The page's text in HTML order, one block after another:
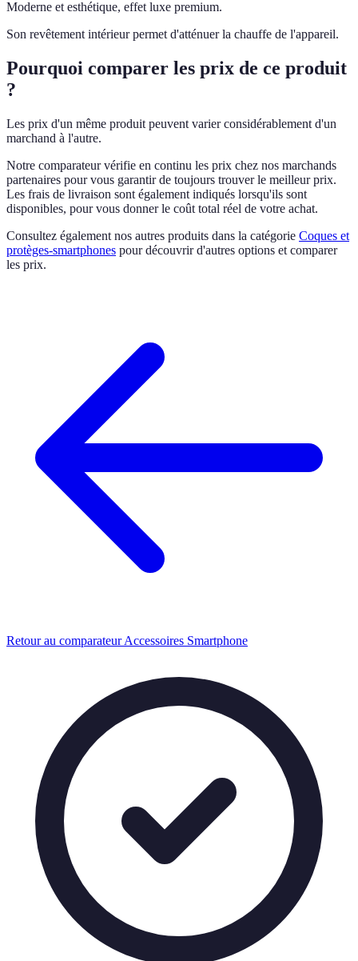
Moderne et esthétique, effet luxe premium.
Son revêtement intérieur permet d'atténuer la chauffe de l'appareil.
Pourquoi comparer les prix de ce produit
?
Les prix d'un même produit peuvent varier considérablement d'un
marchand à l'autre.
Notre comparateur vérifie en continu les prix chez nos marchands
partenaires pour vous garantir de toujours trouver le meilleur prix.
Les frais de livraison sont également indiqués lorsqu'ils sont
disponibles, pour vous donner le coût total réel de votre achat.
Consultez également nos autres produits dans la catégorie Coques et
protèges-smartphones pour découvrir d'autres options et comparer
les prix.
Retour au comparateur Accessoires Smartphone